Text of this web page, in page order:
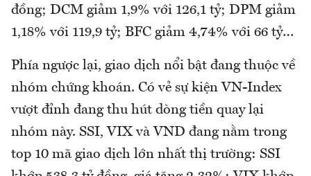
đồng; DCM giảm 1,9% với 126,1 tỷ; DPM giảm
1,18% với 119,9 tỷ; BFC giảm 4,74% với 66 tỷ…
Phía ngược lại, giao dịch nổi bật đang thuộc về
nhóm chứng khoán. Có vẻ sự kiện VN-Index
vượt đỉnh đang thu hút dòng tiền quay lại
nhóm này. SSI, VIX và VND đang nằm trong
top 10 mã giao dịch lớn nhất thị trường: SSI